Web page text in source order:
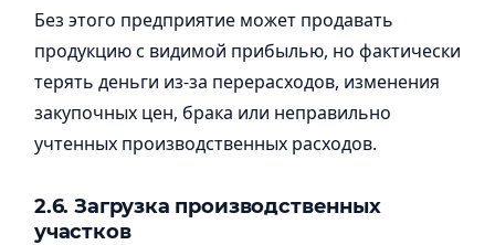
Без этого предприятие может продавать
продукцию с видимой прибылью, но фактически
терять деньги из-за перерасходов, изменения
закупочных цен, брака или неправильно
учтенных производственных расходов.
2.6. Загрузка производственных
участков